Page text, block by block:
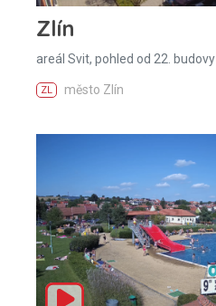
Zlín
areál Svit, pohled od 22. budovy
ZL město Zlín